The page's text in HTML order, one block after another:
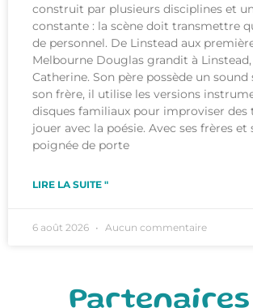
construit par plusieurs disciplines et
constante : la scène doit transmettre
de personnel. De Linstead aux
Melbourne Douglas grandit à Linstead,
Catherine. Son père possède un sound
son frère, il utilise les versions
disques familiaux pour improviser des
jouer avec la poésie. Avec ses frères
poignée de porte
LIRE LA SUITE "
6 août 2026 Aucun commentaire